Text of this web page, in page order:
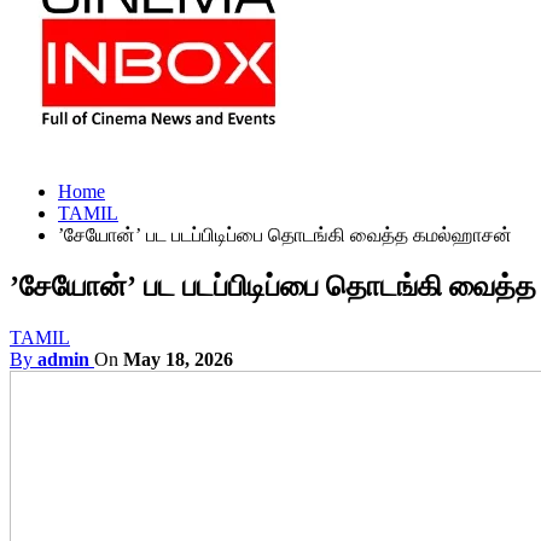
Home
TAMIL
’சேயோன்’ பட படப்பிடிப்பை தொடங்கி வைத்த கமல்ஹாசன்
’சேயோன்’ பட படப்பிடிப்பை தொடங்கி
TAMIL
By admin On May 18, 2026